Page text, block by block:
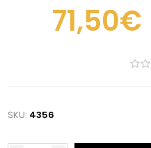
71,50€
SKU: 4356